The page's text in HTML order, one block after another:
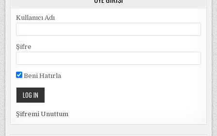
Kullanıcı Adı
Şifre
Beni Hatırla
Şifremi Unuttum